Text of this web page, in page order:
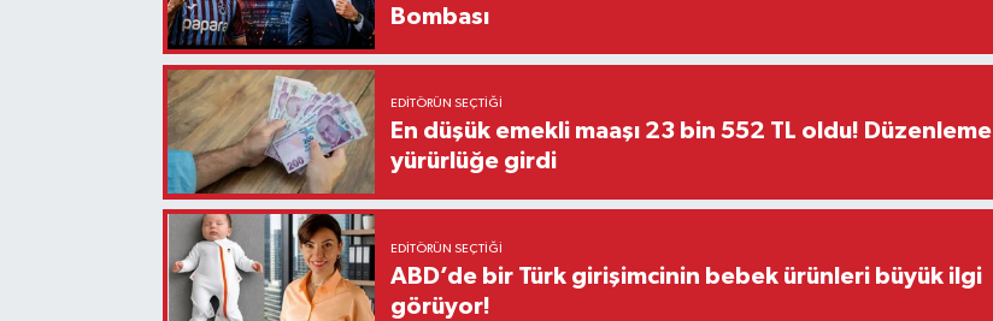
Bombası
EDITÖRÜN SEÇTIĞI
En düşük emekli maaşı 23 bin 552 TL oldu! Düzenleme
yürürlüğe girdi
EDITÖRÜN SEÇTIĞI
ABD’de bir Türk girişimcinin bebek ürünleri büyük ilgi
görüyor!